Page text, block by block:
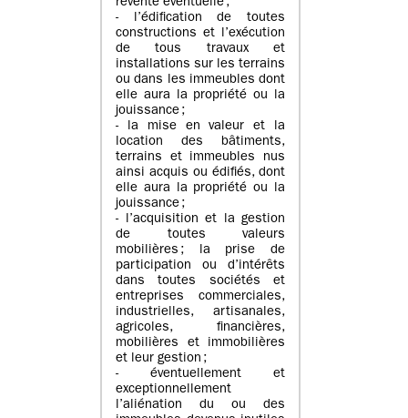
revente éventuelle ;
- l’édification de toutes
constructions et l’exécution
de tous travaux et
installations sur les terrains
ou dans les immeubles dont
elle aura la propriété ou la
jouissance ;
- la mise en valeur et la
location des bâtiments,
terrains et immeubles nus
ainsi acquis ou édifiés, dont
elle aura la propriété ou la
jouissance ;
- l’acquisition et la gestion
de toutes valeurs
mobilières ; la prise de
participation ou d’intérêts
dans toutes sociétés et
entreprises commerciales,
industrielles, artisanales,
agricoles, financières,
mobilières et immobilières
et leur gestion ;
- éventuellement et
exceptionnellement
l’aliénation du ou des